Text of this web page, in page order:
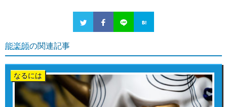
能楽師の関連記事
なるには